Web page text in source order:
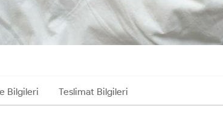
Bilgileri Teslimat Bilgileri